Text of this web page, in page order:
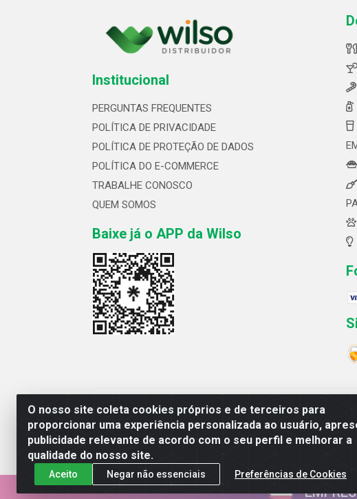
O nosso site coleta cookies próprios e de terceiros para
proporcionar uma experiência personalizada ao usuário,
publicidade relevante de acordo com o seu perfil e melhorar a
qualidade do nosso site.
Aceito Negar não essenciais Preferências de Cookies
Institucional
PERGUNTAS FREQUENTES
POLÍTICA DE PRIVACIDADE
POLÍTICA DE PROTEÇÃO DE DADOS
POLÍTICA DO E-COMMERCE
TRABALHE CONOSCO
QUEM SOMOS
Baixe já o APP da Wilso
Wilso Distribuidor ltda- Av.